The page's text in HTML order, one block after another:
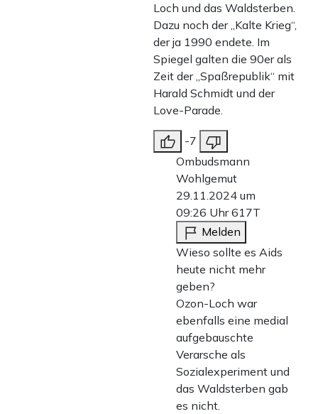
Loch und das Waldsterben.
Dazu noch der „Kalte Krieg“,
der ja 1990 endete. Im
Spiegel galten die 90er als
Zeit der „Spaßrepublik“ mit
Harald Schmidt und der
Love-Parade.
-7
Ombudsmann
Wohlgemut
29.11.2024 um
09:26 Uhr617T
Melden
Wieso sollte es Aids
heute nicht mehr
geben?
Ozon-Loch war
ebenfalls eine medial
aufgebauschte
Verarsche als
Sozialexperiment und
das Waldsterben gab
es nicht.